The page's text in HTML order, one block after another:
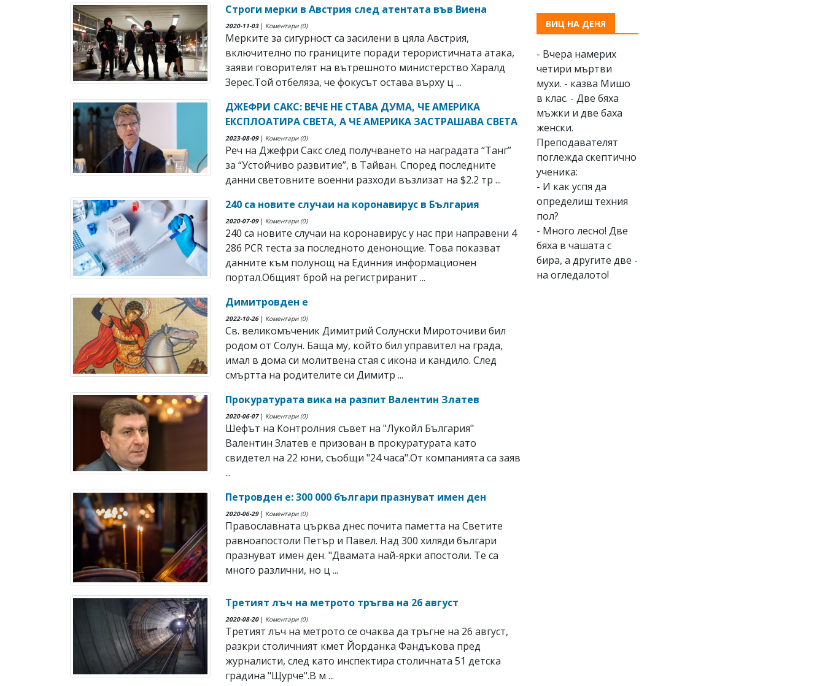
Строги мерки в Австрия след атентата във Виена
2020-11-03| Коментари (0)
Мерките за сигурност са засилени в цяла Австрия,
включително по границите поради терористичната атака,
заяви говорителят на вътрешното министерство Харалд
Зерес.Той отбеляза, че фокусът остава върху ц ...
ДЖЕФРИ САКС: ВЕЧЕ НЕ СТАВА ДУМА, ЧЕ АМЕРИКА
ЕКСПЛОАТИРА СВЕТА, А ЧЕ АМЕРИКА ЗАСТРАШАВА СВЕТА
2023-08-09| Коментари (0)
Реч на Джефри Сакс след получването на наградата “Танг”
за “Устойчиво развитие”, в Тайван. Според последните
данни световните военни разходи възлизат на $2.2 тр ...
240 са новите случаи на коронавирус в България
2020-07-09| Коментари (0)
240 са новите случаи на коронавирус у нас при направени 4
286 PCR теста за последното денонощие. Това показват
данните към полунощ на Единния информационен
портал.Общият брой на регистриранит ...
Димитровден е
2022-10-26| Коментари (0)
Св. великомъченик Димитрий Солунски Мироточиви бил
родом от Солун. Баща му, който бил управител на града,
имал в дома си молитвена стая с икона и кандило. След
смъртта на родителите си Димитр ...
Прокуратурата вика на разпит Валентин Златев
2020-06-07| Коментари (0)
Шефът на Контролния съвет на "Лукойл България"
Валентин Златев е призован в прокуратурата като
свидетел на 22 юни, съобщи "24 часа".От компанията са заяв
...
Петровден е: 300 000 българи празнуват имен ден
2020-06-29| Коментари (0)
Православната църква днес почита паметта на Светите
равноапостоли Петър и Павел. Над 300 хиляди българи
празнуват имен ден. "Двамата най-ярки апостоли. Те са
много различни, но ц ...
Третият лъч на метрото тръгва на 26 август
2020-08-20| Коментари (0)
Третият лъч на метрото се очаква да тръгне на 26 август,
разкри столичният кмет Йорданка Фандъкова пред
журналисти, след като инспектира столичната 51 детска
градина "Щурче".В м ...
ВИЦ НА ДЕНЯ
- Вчера намерих
четири мъртви
мухи. - казва Мишо
в клас. - Две бяха
мъжки и две баха
женски.
Преподавателят
поглежда скептично
ученика:
- И как успя да
определиш техния
пол?
- Много лесно! Две
бяха в чашата с
бира, а другите две -
на огледалото!